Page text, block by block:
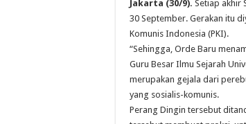
Jakarta (30/9). Setiap akhir
30 September. Gerakan itu
Komunis Indonesia (PKI).
“Sehingga, Orde Baru
Guru Besar Ilmu Sejarah
merupakan gejala dari
yang sosialis-komunis.
Perang Dingin tersebut